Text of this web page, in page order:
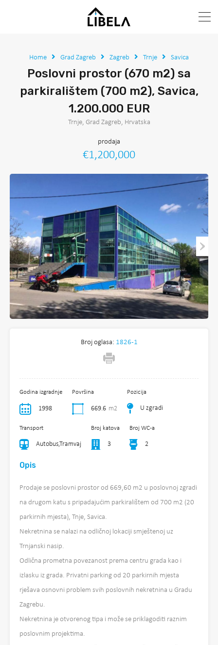
Home Grad Zagreb Zagreb Trnje Savica
Poslovni prostor (670 m2) sa
parkiralištem (700 m2), Savica,
1.200.000 EUR
Trnje, Grad Zagreb, Hrvatska
prodaja
€1,200,000
Broj oglasa: 1826-1
Godina izgradnje
1998
Površina
669.6 m2
Pozicija
U zgradi
Transport
Autobus,Tramvaj
Broj katova
3
Broj WC-a
2
Opis
Prodaje se poslovni prostor od 669,60 m2 u poslovnoj zgradi
na drugom katu s pripadajućim parkiralištem od 700 m2 (20
parkirnih mjesta), Tnje, Savica.
Nekretnina se nalazi na odličnoj lokaciji smještenoj uz
Trnjanski nasip.
Odlična prometna povezanost prema centru grada kao i
izlasku iz grada. Privatni parking od 20 parkirnih mjesta
rješava osnovni problem svih poslovnih nekretnina u Gradu
Zagrebu.
Nekretnina je otvorenog tipa i može se priklagoditi raznim
poslovnim projektima.